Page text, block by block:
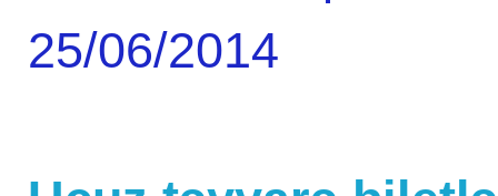
25/06/2014